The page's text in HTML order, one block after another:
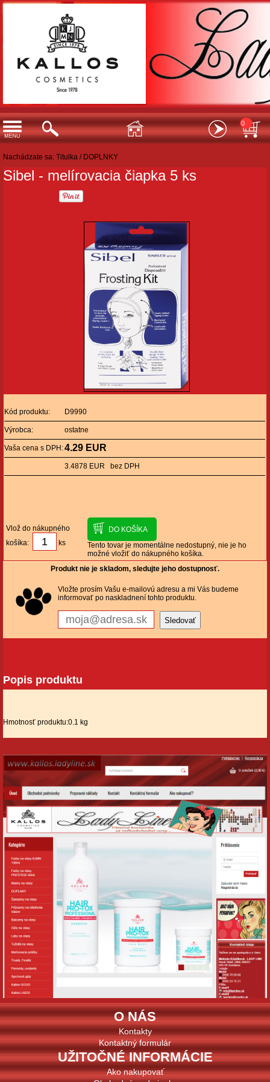
0
Nachádzate sa: Titulka / DOPLNKY
Sibel - melírovacia čiapka 5 ks
Kód produktu: D9990
Výrobca: ostatne
Vaša cena s DPH:4.29 EUR
3.4878 EUR bez DPH
Vlož do nákupného
košíka:
ks
Tento tovar je momentálne nedostupný, nie je ho
možné vložiť do nákupného košíka.
Produkt nie je skladom, sledujte jeho dostupnosť.
Vložte prosím Vašu e-mailovú adresu a mi Vás budeme
informovať po naskladnení tohto produktu.
Popis produktu
Hmotnosť produktu:0.1 kg
O NÁS
Kontakty
Kontaktný formulár
UŽITOČNÉ INFORMÁCIE
Ako nakupovať